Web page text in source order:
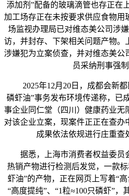
添加剂”配备的玻璃滴管也存正在
加工场存正在未按要求供应食物用
场监视办理局已对维态美公司涉
访，并封存、下架相关问题产物。
涉嫌犯为立案侦查，并对维态美公
员采纳刑事强制
2025年12月20日，成都会新都
磷虾油”事务发布环境传递称，已
事企业同仁堂（四川）健康药业无
对该企业立案，现案件正正在查办
成果依法依规进行庄重查
据悉，上海市消费者权益委员
热销产物进行检测后发觉，一款
虾油”的产物，正在网页上写着“高
“高度提纯”、“1粒≈100只磷虾”，